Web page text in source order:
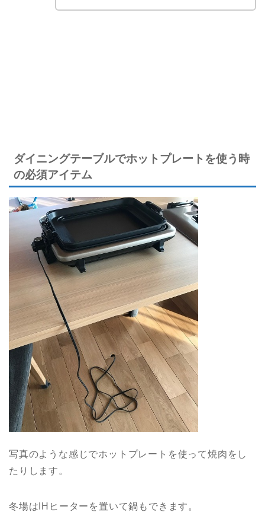
ダイニングテーブルでホットプレートを使う時
の必須アイテム
写真のような感じでホットプレートを使って焼肉をし
たりします。
冬場はIHヒーターを置いて鍋もできます。